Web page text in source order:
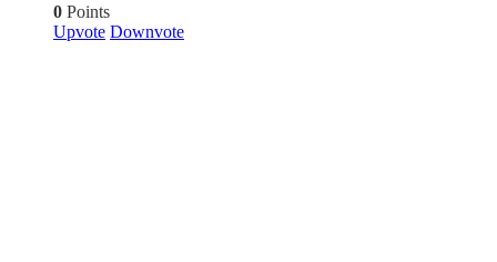
0 Points
Upvote Downvote